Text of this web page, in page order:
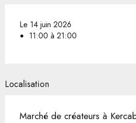
Le 14 juin 2026
11:00 à 21:00
Localisation
Marché de créateurs à